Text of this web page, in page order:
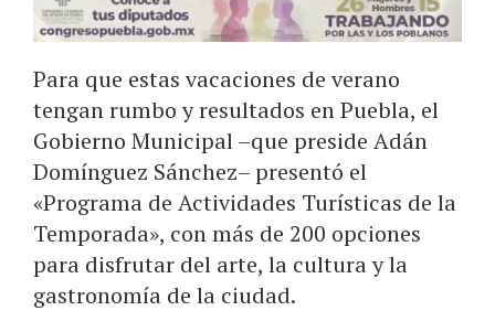
Para que estas vacaciones de verano
tengan rumbo y resultados en Puebla, el
Gobierno Municipal –que preside Adán
Domínguez Sánchez– presentó el
«Programa de Actividades Turísticas de la
Temporada», con más de 200 opciones
para disfrutar del arte, la cultura y la
gastronomía de la ciudad.